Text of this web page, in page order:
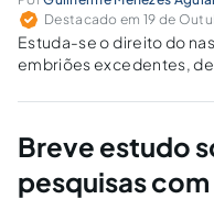
Destacado em 19 de
Estuda-se o direito do
embriões excedentes,
Breve estudo
pesquisas